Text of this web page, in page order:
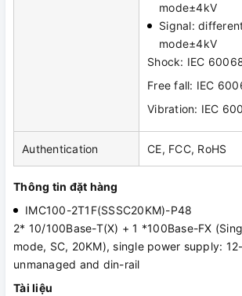
mode±4kV
Signal:
mode±4kV
Shock: IEC
Free fall: IEC
Vibration: IEC
Authentication CE, FCC, RoHS
Thông tin đặt hàng
IMC100-2T1F(SSSC20KM)-P48
2* 10/100Base-T(X) + 1 *100Base-FX
mode, SC, 20KM), single power supply:
unmanaged and din-rail
Tài liệu